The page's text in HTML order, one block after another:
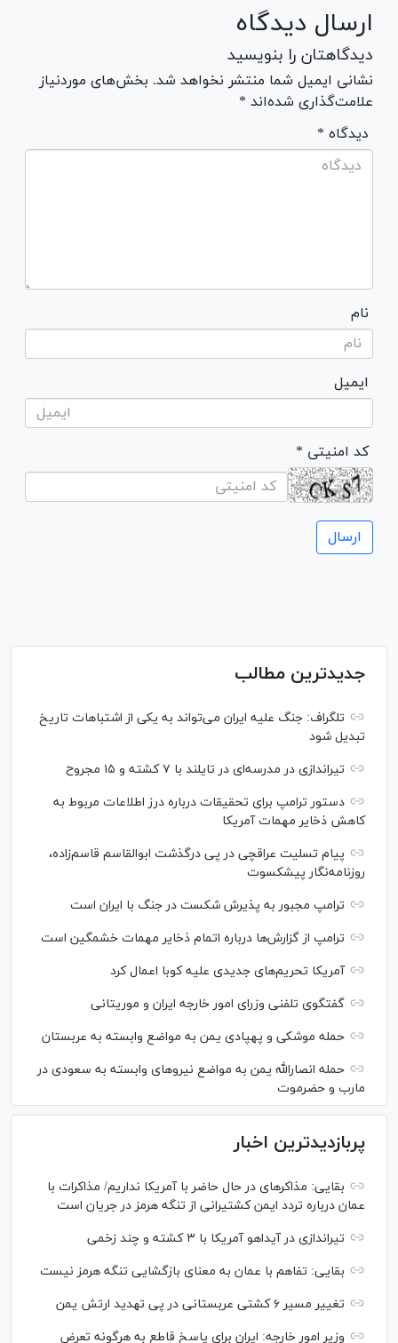
ارسال دیدگاه
دیدگاهتان را بنویسید
نشانی ایمیل شما منتشر نخواهد شد. بخش‌های موردنیاز
علامت‌گذاری شده‌اند *
* دیدگاه
نام
ایمیل
* کد امنیتی
جدیدترین مطالب
تلگراف: جنگ علیه ایران می‌تواند به یکی از اشتباهات تاریخ
تبدیل شود
تیراندازی در مدرسه‌ای در تایلند با ۷ کشته و ۱۵ مجروح
دستور ترامپ برای تحقیقات درباره درز اطلاعات مربوط به
کاهش ذخایر مهمات آمریکا
پیام تسلیت عراقچی در پی درگذشت ابوالقاسم قاسم‌زاده،
روزنامه‌نگار پیشکسوت
ترامپ مجبور به پذیرش شکست در جنگ با ایران است
ترامپ از گزارش‌ها درباره اتمام ذخایر مهمات خشمگین است
آمریکا تحریم‌های جدیدی علیه کوبا اعمال کرد
گفتگوی تلفنی وزرای امور خارجه ایران و موریتانی
حمله موشکی و پهپادی یمن به مواضع وابسته به عربستان
حمله انصارالله یمن به مواضع نیرو‌های وابسته به سعودی در
مارب و حضرموت
پربازدیدترین اخبار
بقایی: مذاکره‎ای در حال حاضر با آمریکا نداریم/ مذاکرات با
عمان درباره تردد ایمن کشتیرانی از تنگه هرمز در جریان است
تیراندازی در آیداهو آمریکا با ۳ کشته و چند زخمی
بقایی: تفاهم با عمان به معنای بازگشایی تنگه هرمز نیست
تغییر مسیر ۶ کشتی عربستانی در پی تهدید ارتش یمن
وزیر امور خارجه: ایران برای پاسخ قاطع به هرگونه تعرض